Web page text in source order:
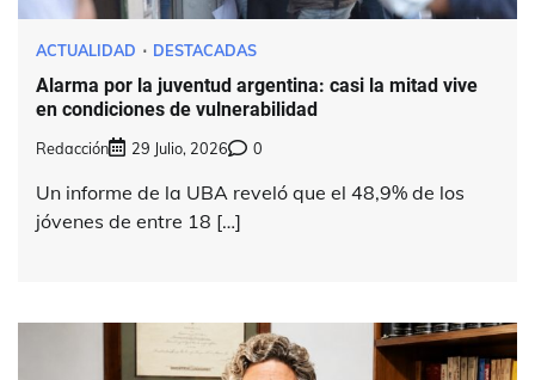
ACTUALIDAD DESTACADAS
Alarma por la juventud argentina: casi la mitad vive
en condiciones de vulnerabilidad
Redacción 29 Julio, 2026 0
Un informe de la UBA reveló que el 48,9% de los
jóvenes de entre 18 […]